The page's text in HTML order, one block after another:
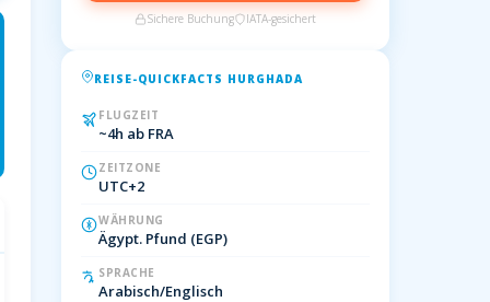
Sichere Buchung IATA-gesichert
REISE-QUICKFACTS HURGHADA
FLUGZEIT
~4h ab FRA
ZEITZONE
UTC+2
WÄHRUNG
Ägypt. Pfund (EGP)
SPRACHE
Arabisch/Englisch